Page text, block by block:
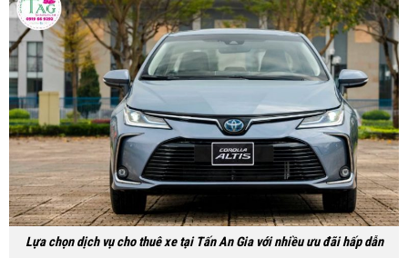
Lựa chọn dịch vụ cho thuê xe tại Tấn An Gia với nhiều ưu đãi hấp dẫn